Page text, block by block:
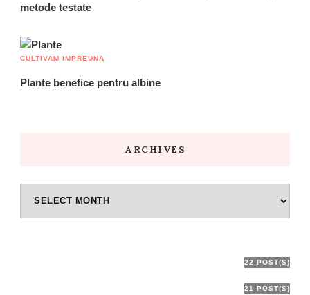
metode testate
CULTIVAM IMPREUNA
Plante benefice pentru albine
ARCHIVES
22 POST(S)
21 POST(S)